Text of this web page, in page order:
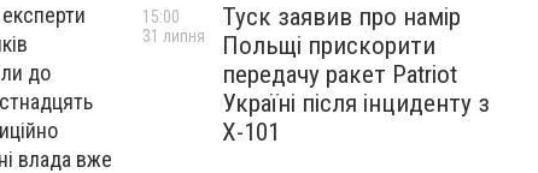
до
влада вже
Туск заявив про намір
Польщі прискорити
передачу ракет Patriot
Україні після інциденту з
Х-101
15:00
31 липня